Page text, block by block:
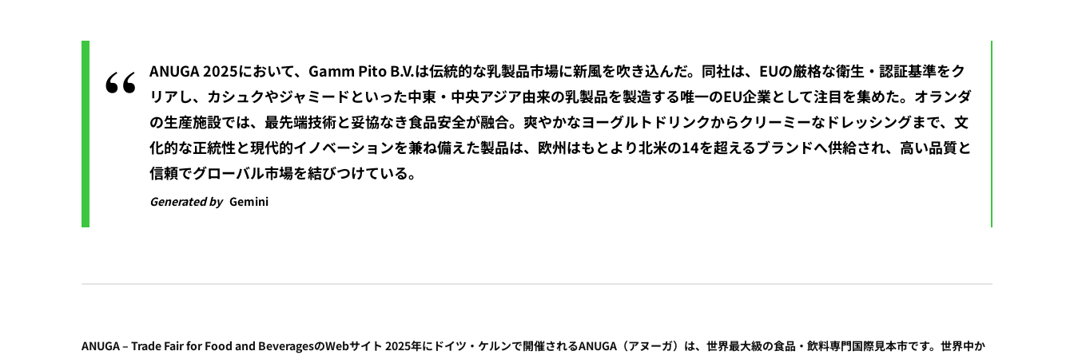
ANUGA 2025において、Gamm Pito B.V.は伝統的な乳製品市場に新風を吹き込んだ。同社は、EUの厳格な衛生・認証基準をク
リアし、カシュクやジャミードといった中東・中央アジア由来の乳製品を製造する唯一のEU企業として注目を集めた。オランダ
の生産施設では、最先端技術と妥協なき食品安全が融合。爽やかなヨーグルトドリンクからクリーミーなドレッシングまで、文
化的な正統性と現代的イノベーションを兼ね備えた製品は、欧州はもとより北米の14を超えるブランドへ供給され、高い品質と
信頼でグローバル市場を結びつけている。
Generated by Gemini
ANUGA – Trade Fair for Food and BeveragesのWebサイト 2025年にドイツ・ケルンで開催されるANUGA（アヌーガ）は、世界最大級の食品・飲料専門国際見本市です。世界中か